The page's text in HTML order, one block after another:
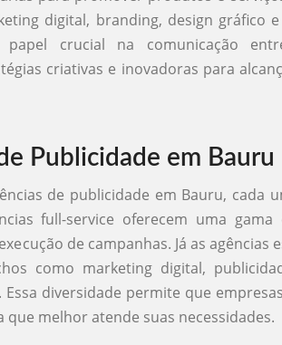
digital, branding, design gráfico e
papel crucial na comunicação
criativas e inovadoras para
Publicidade em Bauru
de publicidade em Bauru, cada
full-service oferecem uma gama
de campanhas. Já as agências
como marketing digital,
diversidade permite que
melhor atende suas necessidades.